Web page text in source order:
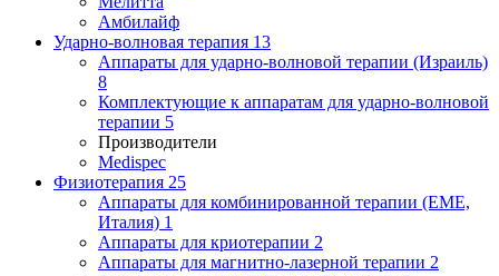
Амбилайф
Ударно-волновая терапия 13
Аппараты для ударно-волновой терапии (Израиль)
8
Комплектующие к аппаратам для ударно-волновой
терапии 5
Производители
Medispec
Физиотерапия 25
Аппараты для комбинированной терапии (EME,
Италия) 1
Аппараты для криотерапии 2
Аппараты для магнитно-лазерной терапии 2